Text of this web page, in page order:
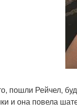
пошли Рейчел,
и она повела